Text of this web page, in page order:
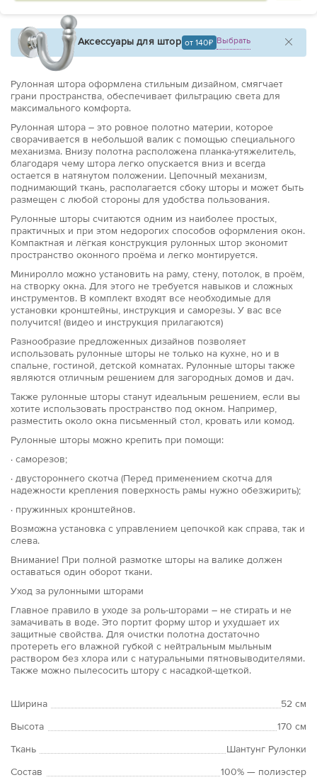
Аксессуары для штор от 140 Выбрать
Рулонная штора оформлена стильным дизайном, смягчает
грани пространства, обеспечивает фильтрацию света для
максимального комфорта.
Рулонная штора – это ровное полотно материи, которое
сворачивается в небольшой валик с помощью специального
механизма. Внизу полотна расположена планка-утяжелитель,
благодаря чему штора легко опускается вниз и всегда
остается в натянутом положении. Цепочный механизм,
поднимающий ткань, располагается сбоку шторы и может быть
размещен с любой стороны для удобства пользования.
Рулонные шторы считаются одним из наиболее простых,
практичных и при этом недорогих способов оформления окон.
Компактная и лёгкая конструкция рулонных штор экономит
пространство оконного проёма и легко монтируется.
Миниролло можно установить на раму, стену, потолок, в проём,
на створку окна. Для этого не требуется навыков и сложных
инструментов. В комплект входят все необходимые для
установки кронштейны, инструкция и саморезы. У вас все
получится! (видео и инструкция прилагаются)
Разнообразие предложенных дизайнов позволяет
использовать рулонные шторы не только на кухне, но и в
спальне, гостиной, детской комнатах. Рулонные шторы также
являются отличным решением для загородных домов и дач.
Также рулонные шторы станут идеальным решением, если вы
хотите использовать пространство под окном. Например,
разместить около окна письменный стол, кровать или комод.
Рулонные шторы можно крепить при помощи:
· саморезов;
· двустороннего скотча (Перед применением скотча для
надежности крепления поверхность рамы нужно обезжирить);
· пружинных кронштейнов.
Возможна установка с управлением цепочкой как справа, так и
слева.
Внимание! При полной размотке шторы на валике должен
оставаться один оборот ткани.
Уход за рулонными шторами
Главное правило в уходе за роль-шторами – не стирать и не
замачивать в воде. Это портит форму штор и ухудшает их
защитные свойства. Для очистки полотна достаточно
протереть его влажной губкой с нейтральным мыльным
раствором без хлора или с натуральными пятновыводителями.
Также можно пылесосить штору с насадкой-щеткой.
Ширина
52 см
Высота
170 см
Ткань
Шантунг Рулонки
Состав
100% — полиэстер